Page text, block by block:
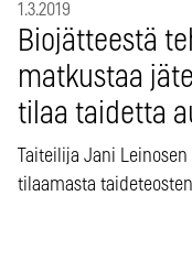
1.3.2019
Biojätteestä
matkustaa
tilaa taidetta
Taiteilija Jani
tilaamasta